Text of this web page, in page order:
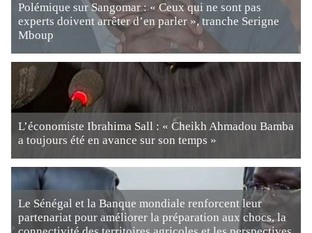
Polémique sur Sangomar : « Ceux qui ne sont pas
experts doivent arrêter d’en parler », tranche Serigne
Mboup
L’économiste Ibrahima Sall : « Cheikh Ahmadou Bamba
a toujours été en avance sur son temps »
Le Sénégal et la Banque mondiale renforcent leur
partenariat pour améliorer la préparation aux chocs, la